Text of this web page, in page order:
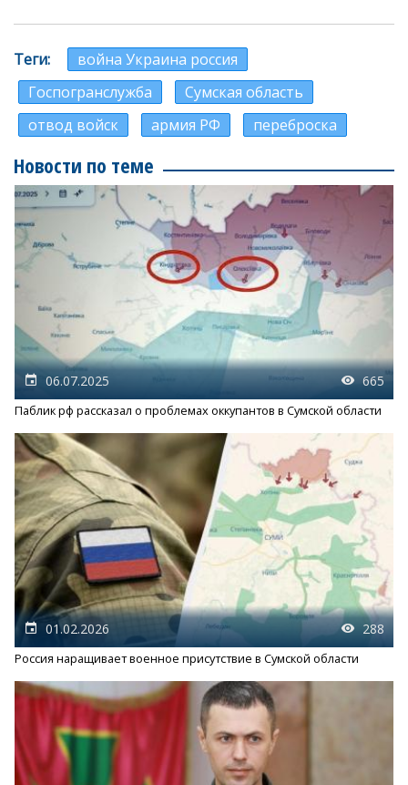
Теги
война Украина россия
Госпогранслужба
Сумская область
отвод войск
армия РФ переброска
Новости по теме
06.07.2025 665
Паблик рф рассказал о проблемах оккупантов в Сумской области
01.02.2026 288
Россия наращивает военное присутствие в Сумской области